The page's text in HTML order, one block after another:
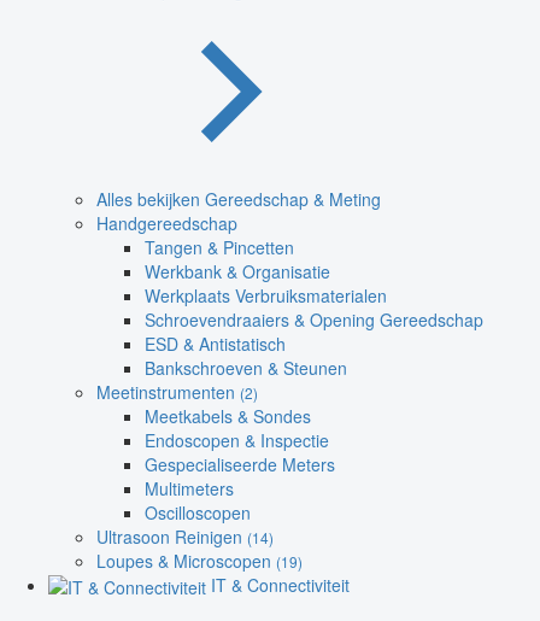
Alles bekijken Gereedschap & Meting
Handgereedschap
Tangen & Pincetten
Werkbank & Organisatie
Werkplaats Verbruiksmaterialen
Schroevendraaiers & Opening Gereedschap
ESD & Antistatisch
Bankschroeven & Steunen
Meetinstrumenten (2)
Meetkabels & Sondes
Endoscopen & Inspectie
Gespecialiseerde Meters
Multimeters
Oscilloscopen
Ultrasoon Reinigen (14)
Loupes & Microscopen (19)
IT & Connectiviteit